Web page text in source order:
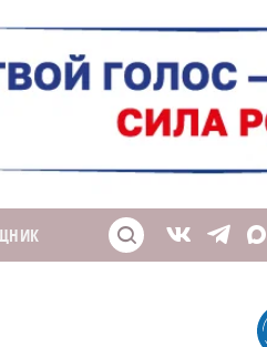
S V T X